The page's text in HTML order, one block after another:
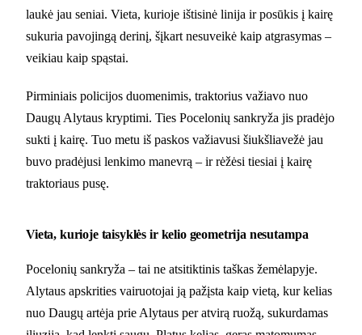
laukė jau seniai. Vieta, kurioje ištisinė linija ir posūkis į kairę
sukuria pavojingą derinį, šįkart nesuveikė kaip atgrasymas –
veikiau kaip spąstai.
Pirminiais policijos duomenimis, traktorius važiavo nuo
Daugų Alytaus kryptimi. Ties Pocelonių sankryža jis pradėjo
sukti į kairę. Tuo metu iš paskos važiavusi šiukšliavežė jau
buvo pradėjusi lenkimo manevrą – ir rėžėsi tiesiai į kairę
traktoriaus pusę.
Vieta, kurioje taisyklės ir kelio geometrija nesutampa
Pocelonių sankryža – tai ne atsitiktinis taškas žemėlapyje.
Alytaus apskrities vairuotojai ją pažįsta kaip vietą, kur kelias
nuo Daugų artėja prie Alytaus per atvirą ruožą, sukurdamas